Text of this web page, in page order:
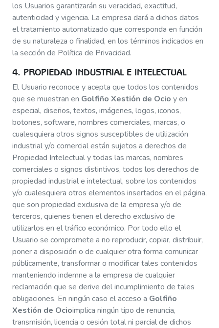
los Usuarios garantizarán su veracidad, exactitud,
autenticidad y vigencia. La empresa dará a dichos datos
el tratamiento automatizado que corresponda en función
de su naturaleza o finalidad, en los términos indicados en
la sección de Política de Privacidad.
4. PROPIEDAD INDUSTRIAL E INTELECTUAL
El Usuario reconoce y acepta que todos los contenidos
que se muestran en Golfiño Xestión de Ocio y en
especial, diseños, textos, imágenes, logos, iconos,
botones, software, nombres comerciales, marcas, o
cualesquiera otros signos susceptibles de utilización
industrial y/o comercial están sujetos a derechos de
Propiedad Intelectual y todas las marcas, nombres
comerciales o signos distintivos, todos los derechos de
propiedad industrial e intelectual, sobre los contenidos
y/o cualesquiera otros elementos insertados en el página,
que son propiedad exclusiva de la empresa y/o de
terceros, quienes tienen el derecho exclusivo de
utilizarlos en el tráfico económico. Por todo ello el
Usuario se compromete a no reproducir, copiar, distribuir,
poner a disposición o de cualquier otra forma comunicar
públicamente, transformar o modificar tales contenidos
manteniendo indemne a la empresa de cualquier
reclamación que se derive del incumplimiento de tales
obligaciones. En ningún caso el acceso a Golfiño
Xestión de Ocioimplica ningún tipo de renuncia,
transmisión, licencia o cesión total ni parcial de dichos